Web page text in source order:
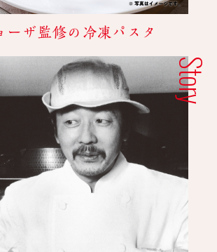
ーザ監修の冷凍パスタ
Story